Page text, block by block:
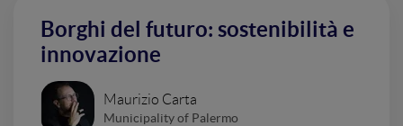
Borghi del futuro: sostenibilità e
innovazione
Maurizio Carta
Municipality of Palermo